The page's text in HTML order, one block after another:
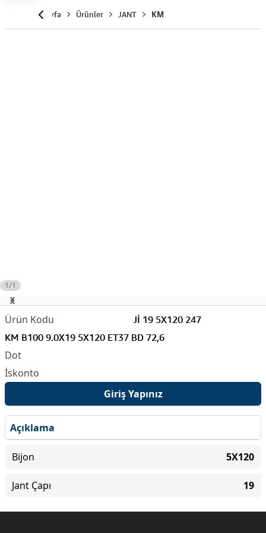
Anasayfa Ürünler JANT KM
1/1
Jİ 19 5X120 247
KM B100 9.0X19 5X120 ET37 BD 72,6
Giriş Yapınız
Açıklama
Bijon 5X120
Jant Çapı 19